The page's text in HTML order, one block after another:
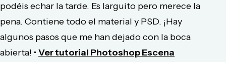
podéis echar la tarde. Es larguito pero merece la
pena. Contiene todo el material y PSD. ¡Hay
algunos pasos que me han dejado con la boca
abierta! • Ver tutorial Photoshop Escena